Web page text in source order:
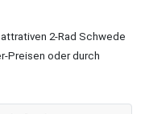
2-Rad Schwede
Preisen oder durch